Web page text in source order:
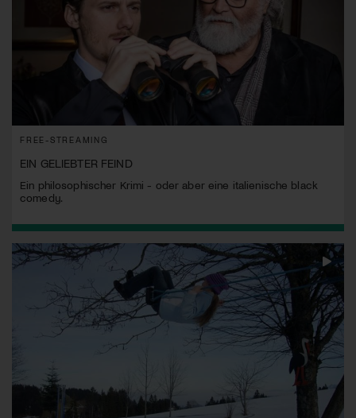
FREE-STREAMING
EIN GELIEBTER FEIND
Ein philosophischer Krimi - oder aber eine italienische black
comedy.